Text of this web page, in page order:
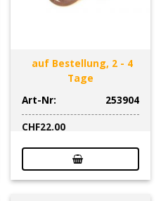
auf Bestellung, 2 - 4
Tage
Art-Nr:
253904
CHF22.00